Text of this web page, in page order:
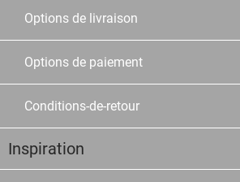
Options de livraison
Options de paiement
Conditions-de-retour
Inspiration